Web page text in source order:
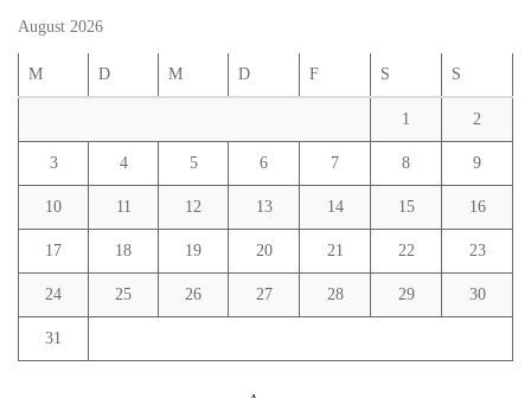
August 2026
M D M D F S S
1 2
3 4 5 6 7 8 9
10 11 12 13 14 15 16
17 18 19 20 21 22 23
24 25 26 27 28 29 30
31